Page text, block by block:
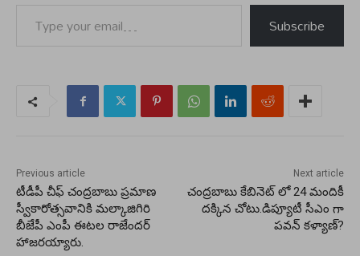
Subscribe
Previous article
టీడీపీ చీఫ్ చంద్రబాబు ప్రమాణ
స్వీకారోత్సవానికి మల్కాజిగిరి
బీజేపీ ఎంపీ ఈటల రాజేందర్
హాజరయ్యారు.
Next article
చంద్రబాబు కేబినెట్ లో 24 మందికీ
దక్కిన చోటు.డిప్యూటీ సీఎం గా
పవన్ కళ్యాణ్?